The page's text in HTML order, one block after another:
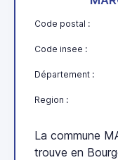
Code postal :
Code insee :
Département :
Region :
La commune
trouve en